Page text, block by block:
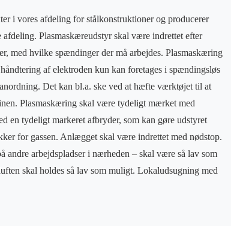
i vores afdeling for stålkonstruktioner og producerer
Plasmaskæreudstyr skal være indrettet efter
med hvilke spændinger der må arbejdes. Plasmaskæring
af elektroden kun kan foretages i spændingsløs
Det kan bl.a. ske ved at hæfte værktøjet til at
Plasmaskæring skal være tydeligt mærket med
en tydeligt markeret afbryder, som kan gøre udstyret
for gassen. Anlægget skal være indrettet med nødstop.
andre arbejdspladser i nærheden – skal være så lav som
skal holdes så lav som muligt. Lokaludsugning med